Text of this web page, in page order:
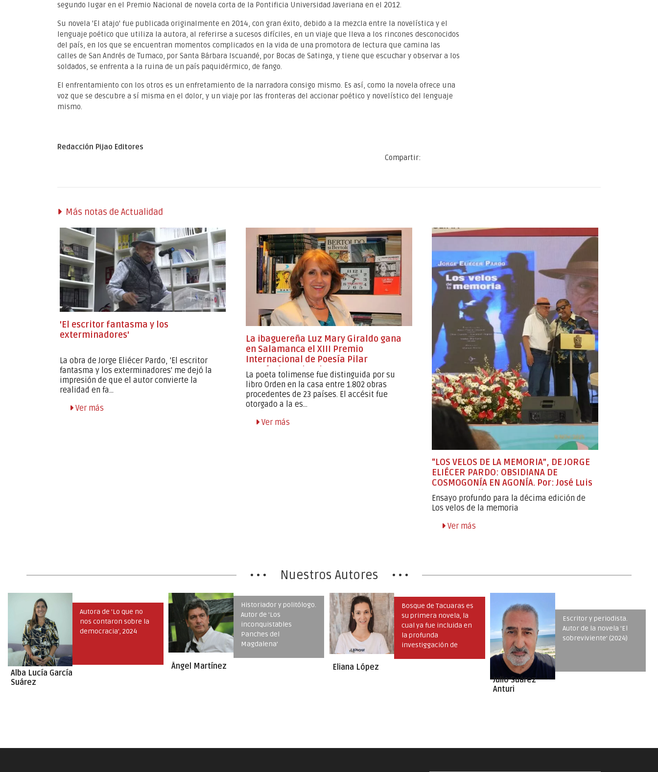
segundo lugar en el Premio Nacional de novela corta de la Pontificia Universidad Javeriana en el 2012.
Su novela 'El atajo' fue publicada originalmente en 2014, con gran éxito, debido a la mezcla entre la novelística y el
lenguaje poético que utiliza la autora, al referirse a sucesos difíciles, en un viaje que lleva a los rincones desconocidos
del país, en los que se encuentran momentos complicados en la vida de una promotora de lectura que camina las
calles de San Andrés de Tumaco, por Santa Bárbara Iscuandé, por Bocas de Satinga, y tiene que escuchar y observar a los
soldados, se enfrenta a la ruina de un país paquidérmico, de fango.
El enfrentamiento con los otros es un enfretamiento de la narradora consigo mismo. Es así, como la novela ofrece una
voz que se descubre a sí misma en el dolor, y un viaje por las fronteras del accionar poético y novelístico del lenguaje
mismo.
Redacción Pijao Editores
Compartir:
Más notas de Actualidad
'El escritor fantasma y los
exterminadores'
La obra de Jorge Eliécer Pardo, 'El escritor
fantasma y los exterminadores' me dejó la
impresión de que el autor convierte la
realidad en fa...
Ver más
La ibaguereña Luz Mary Giraldo gana
en Salamanca el XIII Premio
Internacional de Poesía Pilar
Fernández Labrador
La poeta tolimense fue distinguida por su
libro Orden en la casa entre 1.802 obras
procedentes de 23 países. El accésit fue
otorgado a la es...
Ver más
“LOS VELOS DE LA MEMORIA”, DE JORGE
ELIÉCER PARDO: OBSIDIANA DE
COSMOGONÍA EN AGONÍA. Por: José Luis
Hereyra Collante
Ensayo profundo para la décima edición de
Los velos de la memoria
Ver más
Nuestros Autores
Alba Lucía García
Suárez
Autora de 'Lo que no
nos contaron sobre la
democracia', 2024
Ángel Martínez
Historiador y politólogo.
Autor de 'Los
inconquistables
Panches del
Magdalena'
Eliana López
Bosque de Tacuaras es
su primera novela, la
cual ya fue incluida en
la profunda
investiggación de
Julio Suárez
Anturi
Escritor y periodista.
Autor de la novela 'El
sobreviviente' (2024)